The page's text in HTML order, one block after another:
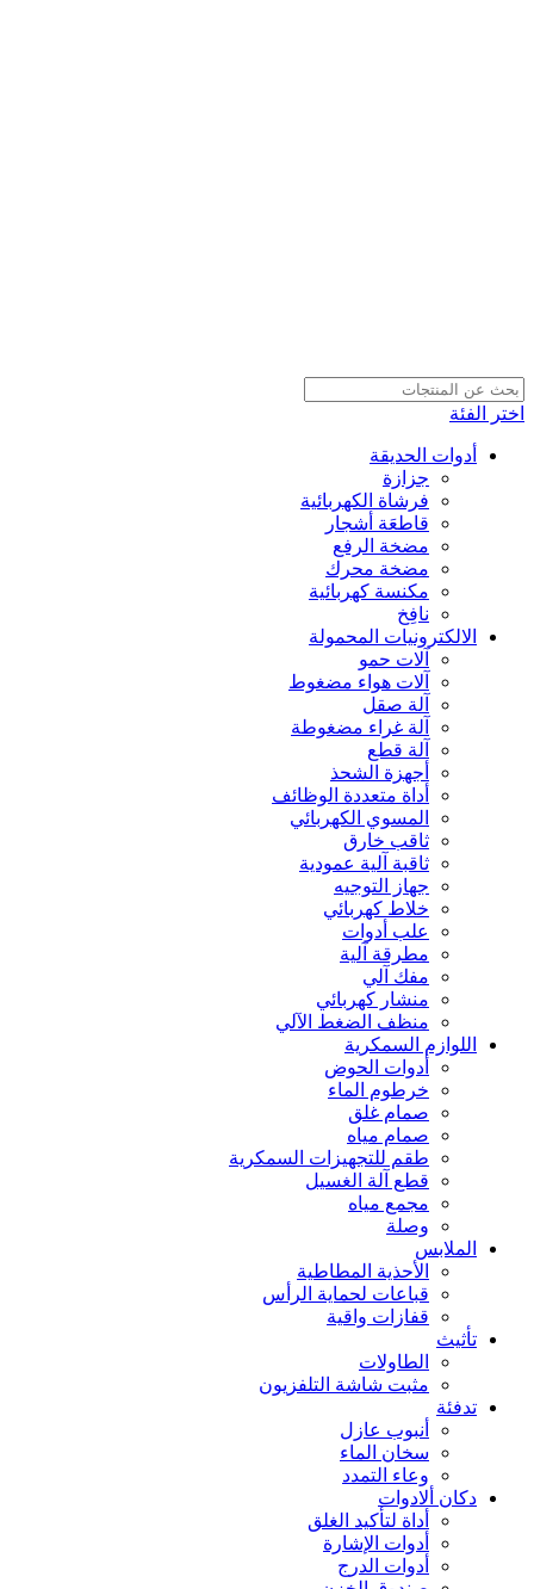
اختر الفئة
أدوات الحديقة
جزازة
فرشاة الكهربائية
قاطعَة أشجار
مضخة الرفع
مضخة محرك
مكنسة كهربائية
نافِخ
الالكترونيات المحمولة
آلات حمو
آلات هواء مضغوط
آلة صقل
آلة غراء مضغوطة
آلة قطع
أجهزة الشحذ
أداة متعددة الوظائف
المسوي الكهربائي
ثاقب خارق
ثاقبة آلية عمودية
جهاز التوجيه
خلاط كهربائي
علب أدوات
مطرقة آلية
مفك آلي
منشار كهربائي
منظف الضغط الآلي
اللوازم السمكرية
أدوات الحوض
خرطوم الماء
صمام غلق
صمام مياه
طقم للتجهيزات السمكرية
قطع آلة الغسيل
مجمع مياه
وصلة
الملابس
الأحذية المطاطية
قباعات لحماية الرأس
قفازات واقية
تأثيث
الطاولات
مثبت شاشة التلفزيون
تدفئة
أنبوب عازل
سخان الماء
وعاء التمدد
دكان ألادوات
أداة لتأكيد الغلق
أدوات الإشارة
أدوات الدرج